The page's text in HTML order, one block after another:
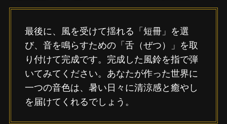
最後に、風を受けて揺れる「短冊」を選
び、音を鳴らすための「舌（ぜつ）」を取
り付けて完成です。完成した風鈴を指で弾
いてみてください。あなたが作った世界に
一つの音色は、暑い日々に清涼感と癒やし
を届けてくれるでしょう。